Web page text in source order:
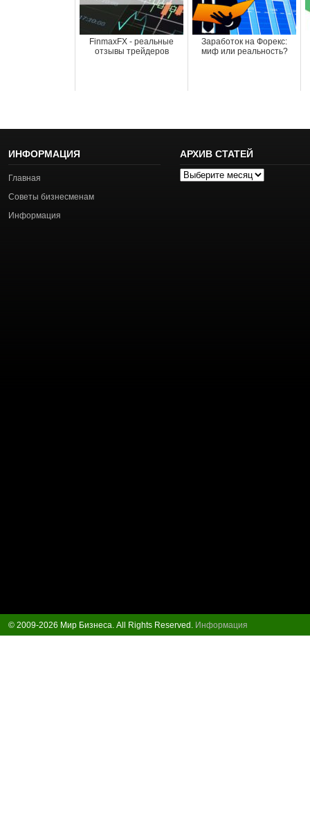
FinmaxFX - реальные
отзывы трейдеров
Заработок на Форекс:
миф или реальность?
ИНФОРМАЦИЯ
Главная
Советы бизнесменам
Информация
АРХИВ СТАТЕЙ
Архив
© 2009-2026 Мир Бизнеса. All Rights Reserved. Информация